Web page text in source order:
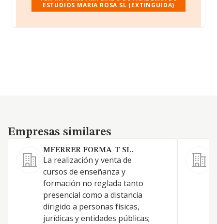
ESTUDIOS MARIA ROSA SL (EXTINGUIDA)
Empresas similares
Empresas similares
MFERRER FORMA-T SL.
La realización y venta de
cursos de enseñanza y
formación no reglada tanto
presencial como a distancia
dirigido a personas físicas,
jurídicas y entidades públicas;